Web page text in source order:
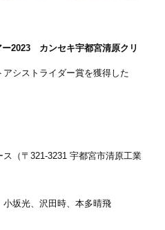
2023 カンセキ宇都宮清原クリ
シストライダー賞を獲得した
（〒321-3231 宇都宮市清原工業
坂光、沢田時、本多晴飛